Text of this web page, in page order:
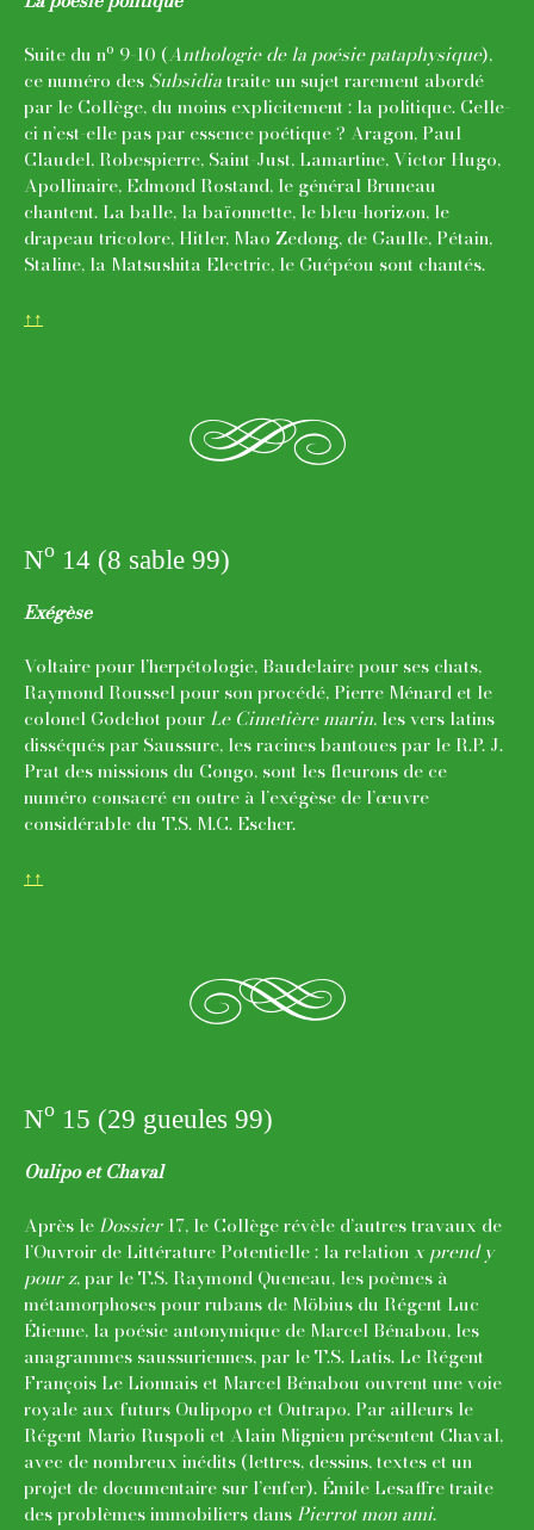
Suite du no 9-10 (Anthologie de la poésie pataphysique),
ce numéro des Subsidiatraite un sujet rarement abordé
par le Collège, du moins explicitement : la politique. Celle-
ci n’est-elle pas par essence poétique ? Aragon, Paul
Claudel, Robespierre, Saint-Just, Lamartine, Victor Hugo,
Apollinaire, Edmond Rostand, le général Bruneau
chantent. La balle, la baïonnette, le bleu-horizon, le
drapeau tricolore, Hitler, Mao Zedong, de Gaulle, Pétain,
Staline, la Matsushita Electric, le Guépéou sont chantés.
↑↑
h
No 14 (8 sable 99)
Exégèse
Voltaire pour l’herpétologie, Baudelaire pour ses chats,
Raymond Roussel pour son procédé, Pierre Ménard et le
colonel Godchot pourLe Cimetière marin, les vers latins
disséqués par Saussure, les racines bantoues par le R.P. J.
Prat des missions du Congo, sont les fleurons de ce
numéro consacré en outre à l’exégèse de l’œuvre
considérable du T.S. M.C. Escher.
↑↑
g
No 15 (29 gueules 99)
Oulipo et Chaval
Après leDossier17, le Collège révèle d’autres travaux de
l’Ouvroir de Littérature Potentielle : la relationx prend y
pour z, par le T.S. Raymond Queneau, les poèmes à
métamorphoses pour rubans de Möbius du Régent Luc
Étienne, la poésie antonymique de Marcel Bénabou, les
anagrammes saussuriennes, par le T.S. Latis. Le Régent
François Le Lionnais et Marcel Bénabou ouvrent une voie
royale aux futurs Oulipopo et Outrapo. Par ailleurs le
Régent Mario Ruspoli et Alain Mignien présentent Chaval,
avec de nombreux inédits (lettres, dessins, textes et un
projet de documentaire sur l’enfer). Émile Lesaffre traite
des problèmes immobiliers dansPierrot mon ami.